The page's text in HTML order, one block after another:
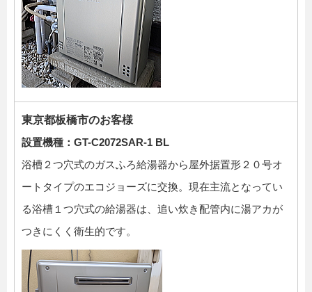
東京都板橋市のお客様
設置機種：GT-C2072SAR-1 BL
浴槽２つ穴式のガスふろ給湯器から屋外据置形２０号オ
ートタイプのエコジョーズに交換。現在主流となってい
る浴槽１つ穴式の給湯器は、追い炊き配管内に湯アカが
つきにくく衛生的です。